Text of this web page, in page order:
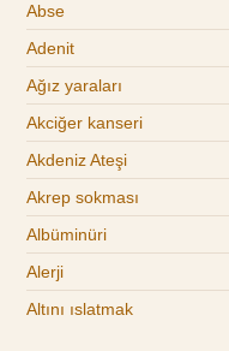
Abse
Adenit
Ağız yaraları
Akciğer kanseri
Akdeniz Ateşi
Akrep sokması
Albüminüri
Alerji
Altını ıslatmak